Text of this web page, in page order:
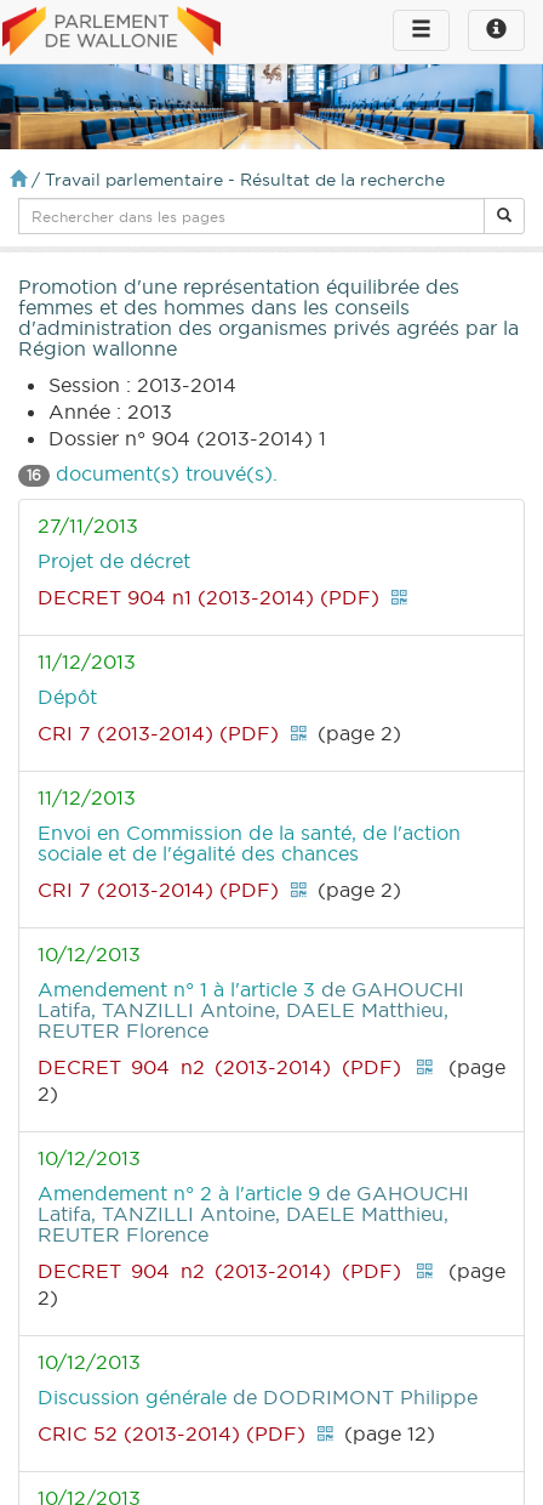
Toggle
infos
Toggle
navigation
/ Travail parlementaire - Résultat de la recherche
Promotion d'une représentation équilibrée des
femmes et des hommes dans les conseils
d'administration des organismes privés agréés par la
Région wallonne
Session : 2013-2014
Année : 2013
Dossier n° 904 (2013-2014) 1
16 document(s) trouvé(s).
27/11/2013
Projet de décret
DECRET 904 n1 (2013-2014) (PDF)
11/12/2013
Dépôt
CRI 7 (2013-2014) (PDF)
(page 2)
11/12/2013
Envoi en Commission de la santé, de l'action
sociale et de l'égalité des chances
CRI 7 (2013-2014) (PDF)
(page 2)
10/12/2013
Amendement n° 1 à l'article 3 de GAHOUCHI
Latifa, TANZILLI Antoine, DAELE Matthieu,
REUTER Florence
DECRET 904 n2 (2013-2014) (PDF)
(page
2)
10/12/2013
Amendement n° 2 à l'article 9 de GAHOUCHI
Latifa, TANZILLI Antoine, DAELE Matthieu,
REUTER Florence
DECRET 904 n2 (2013-2014) (PDF)
(page
2)
10/12/2013
Discussion générale de DODRIMONT Philippe
CRIC 52 (2013-2014) (PDF)
(page 12)
10/12/2013